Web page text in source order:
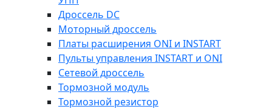
Дроссель DC
Моторный дроссель
Платы расширения ONI и INSTART
Пульты управления INSTART и ONI
Сетевой дроссель
Тормозной модуль
Тормозной резистор